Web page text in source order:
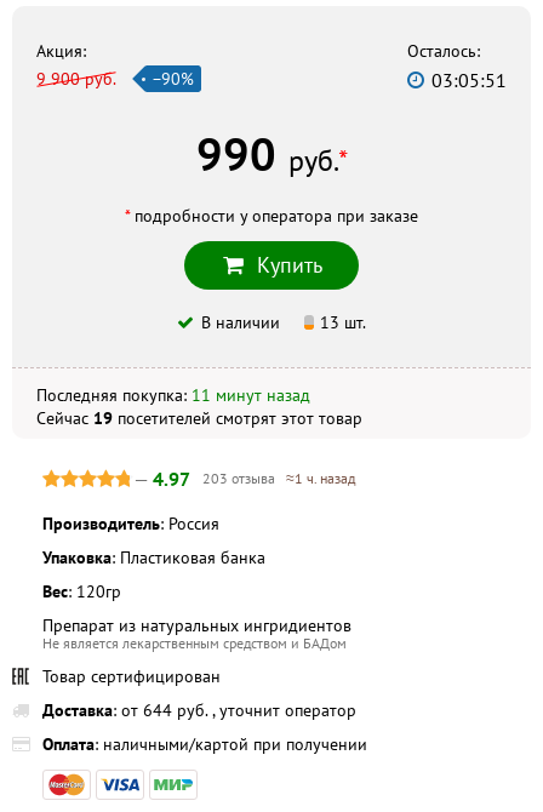
г. Краснодар, ул. Красная, 162, +7 (861) 253–61–93
Лора Плюс
г. Краснодар, ул. Тургенева, 138/6, +7 (861) 215–69–06
Трик-Фарма Аптека
г. Краснодар, ул. Красных Партизан, 18, +7 (861) 220–11–82
заказа на сайте.
Не является публичной офертой. Комплектация и
внешний вид могут отличаться, в зависимости от партии.
Акция:
9 900 руб.
−90%
Осталось:
03:05:50
990 руб.*
*подробности у оператора при заказе
Купить
В наличии 13 шт.
Последняя покупка: 11 минут назад
Сейчас 19 посетителей смотрят этот товар
— 4.97 203 отзыва ≈1 ч. назад
Производитель: Россия
Упаковка: Пластиковая банка
Вес: 120гр
Препарат из натуральных ингридиентов
Не является лекарственным средством и БАДом
Товар сертифицирован
Доставка: от 644 руб. , уточнит оператор
Оплата: наличными/картой при получении